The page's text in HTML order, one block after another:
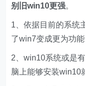
别旧win10更强。
1、依据目前的系统
了win7变成更为功
2、win10系统或是
脑上能够安装win10